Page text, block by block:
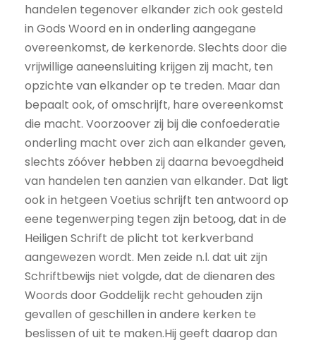
handelen tegenover elkander zich ook gesteld
in Gods Woord en in onderling aangegane
overeenkomst, de kerkenorde. Slechts door die
vrijwillige aaneensluiting krijgen zij macht, ten
opzichte van elkander op te treden. Maar dan
bepaalt ook, of omschrijft, hare overeenkomst
die macht. Voorzoover zij bij die confoederatie
onderling macht over zich aan elkander geven,
slechts zóóver hebben zij daarna bevoegdheid
van handelen ten aanzien van elkander. Dat ligt
ook in hetgeen Voetius schrijft ten antwoord op
eene tegenwerping tegen zijn betoog, dat in de
Heiligen Schrift de plicht tot kerkverband
aangewezen wordt. Men zeide n.l. dat uit zijn
Schriftbewijs niet volgde, dat de dienaren des
Woords door Goddelijk recht gehouden zijn
gevallen of geschillen in andere kerken te
beslissen of uit te maken.Hij geeft daarop dan